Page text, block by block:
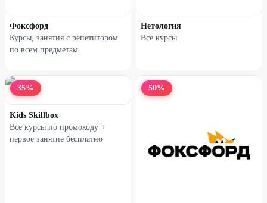
Курс «Как стать продавцом на
Фоксфорд
Курсы, занятия с репетитором
по всем предметам
Нетология
Все курсы
35%
Kids Skillbox
Все курсы по промокоду +
первое занятие бесплатно
50%